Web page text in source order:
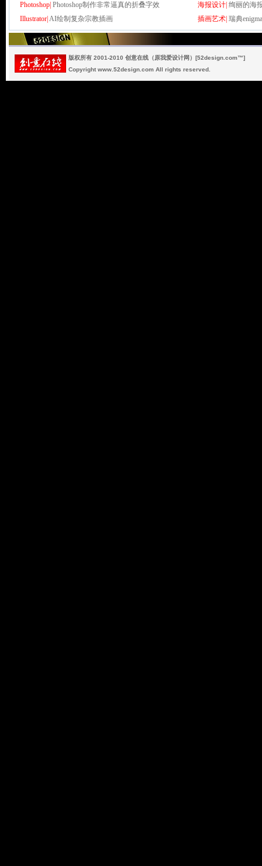
Photoshop| Photoshop制作非常逼真的折叠字效 海报设计| 绚丽的海
Illustrator| AI绘制复杂宗教插画 插画艺术| 瑞典
版权所有 2001-2010 创意在线（原我爱设计网）[52design.com™]
Copyright www.52design.com All rights reserved.